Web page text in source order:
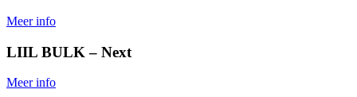
Meer info
LIIL BULK – Next
Meer info